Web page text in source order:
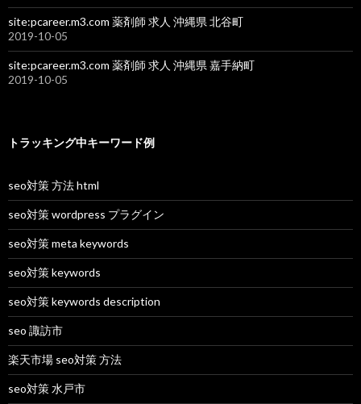
site:pcareer.m3.com 薬剤師 求人 沖縄県 北谷町
2019-10-05
site:pcareer.m3.com 薬剤師 求人 沖縄県 嘉手納町
2019-10-05
トラッキング中キーワード例
seo対策 方法 html
seo対策 wordpress プラグイン
seo対策 meta keywords
seo対策 keywords
seo対策 keywords description
seo 諏訪市
楽天市場 seo対策 方法
seo対策 水戸市